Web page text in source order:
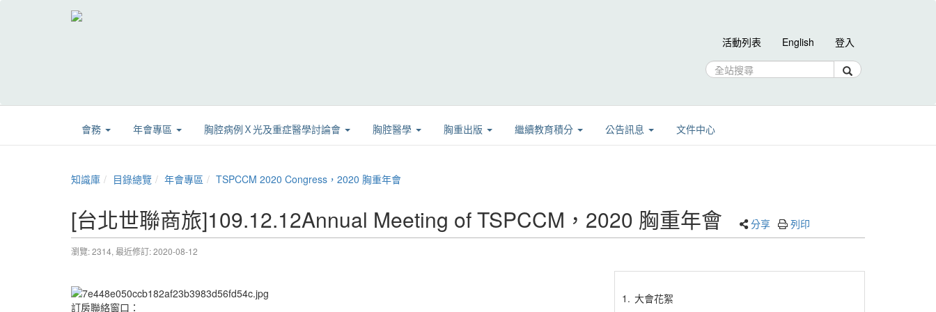
活動列表 English 登入
會務 年會專區 胸腔病例Ｘ光及重症醫學討論會 胸腔醫學 胸重出版 繼續教育積分 公告訊息 文件中心
知識庫 目錄總覽 年會專區 TSPCCM 2020 Congress，2020 胸重年會
[台北世聯商旅]109.12.12Annual Meeting of TSPCCM，2020 胸重年會 分享 列印
瀏覽: 2314, 最近修訂: 2020-08-12
訂房聯絡窗口：
1. 大會花絮